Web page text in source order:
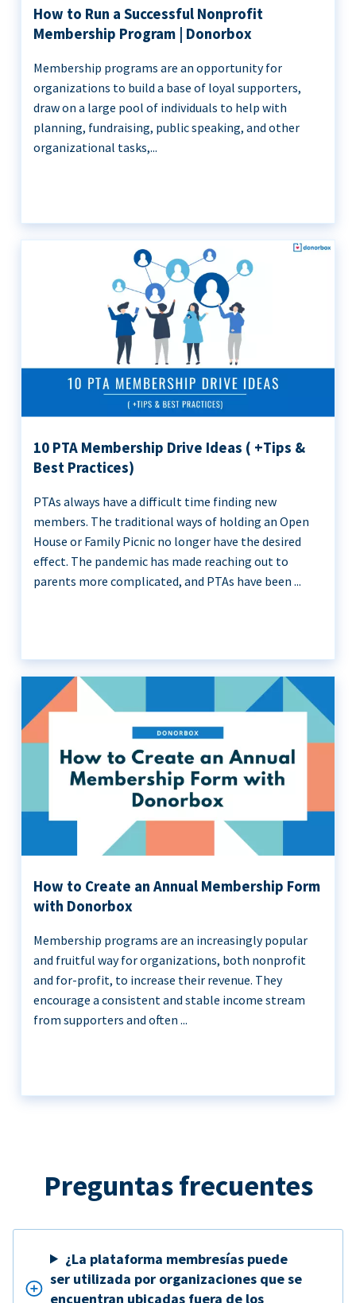
How to Run a Successful Nonprofit
Membership Program | Donorbox
Membership programs are an opportunity for
organizations to build a base of loyal supporters,
draw on a large pool of individuals to help with
planning, fundraising, public speaking, and other
organizational tasks,...
10 PTA Membership Drive Ideas ( +Tips &
Best Practices)
PTAs always have a difficult time finding new
members. The traditional ways of holding an Open
House or Family Picnic no longer have the desired
effect. The pandemic has made reaching out to
parents more complicated, and PTAs have been ...
How to Create an Annual Membership Form
with Donorbox
Membership programs are an increasingly popular
and fruitful way for organizations, both nonprofit
and for-profit, to increase their revenue. They
encourage a consistent and stable income stream
from supporters and often ...
Preguntas frecuentes
¿La plataforma membresías puede
ser utilizada por organizaciones que se
encuentran ubicadas fuera de los